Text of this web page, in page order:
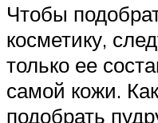
Чтобы
косметику,
только ее
самой кожи.
подобрать